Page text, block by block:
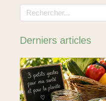
Rechercher
Derniers articles